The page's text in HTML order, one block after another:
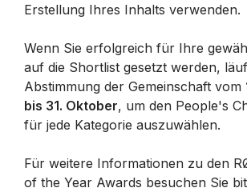
Erstellung Ihres Inhalts verwenden.
Wenn Sie erfolgreich für Ihre
auf die Shortlist gesetzt werden,
Abstimmung der Gemeinschaft vom
bis 31. Oktober, um den People's
für jede Kategorie auszuwählen.
Für weitere Informationen zu den
of the Year Awards besuchen Sie